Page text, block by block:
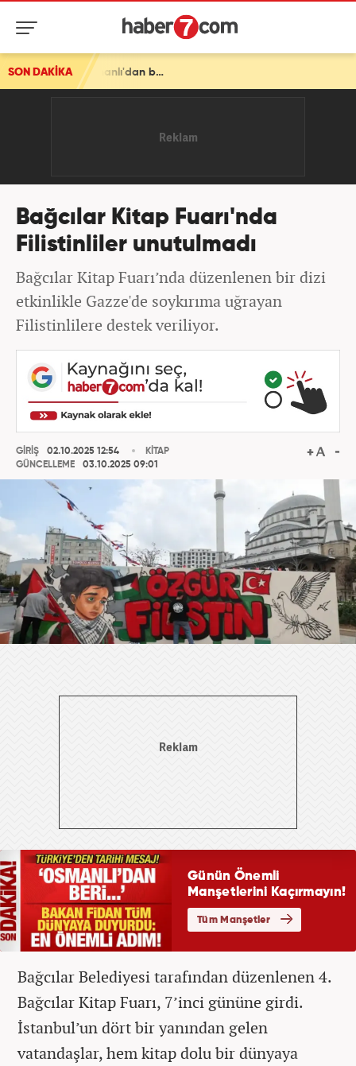
SON DAKİKA
Bağcılar Kitap Fuarı'nda
Filistinliler unutulmadı
Bağcılar Kitap Fuarı’nda düzenlenen bir dizi
etkinlikle Gazze'de soykırıma uğrayan
Filistinlilere destek veriliyor.
GİRİŞ
02.10.2025 12:54
GÜNCELLEME
03.10.2025 09:01
KİTAP
Bağcılar Belediyesi tarafından düzenlenen 4.
Bağcılar Kitap Fuarı, 7’inci gününe girdi.
İstanbul’un dört bir yanından gelen
vatandaşlar, hem kitap dolu bir dünyaya